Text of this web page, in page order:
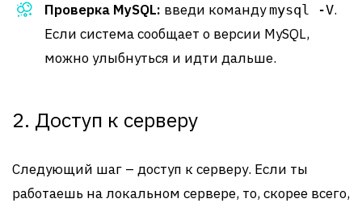
Проверка MySQL: введи командуmysql -V.
Если система сообщает о версии MySQL,
можно улыбнуться и идти дальше.
2. Доступ к серверу
Следующий шаг – доступ к серверу. Если ты
работаешь на локальном сервере, то, скорее всего,